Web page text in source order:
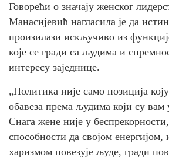
Говорећи о значају женског
Манасијевић нагласила је да
произилази искључиво из
које се гради са људима и
интересу заједнице.
„Политика није само позиција
обавеза према људима који су вам
Снага жене није у
способности да својом
харизмом повезује људе, гради